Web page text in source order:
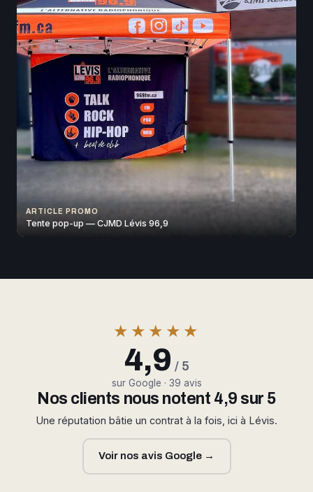
ARTICLE PROMO
Tente pop-up — CJMD Lévis 96,9
★★★★★
4,9 / 5
sur Google · 39 avis
Nos clients nous notent 4,9 sur 5
Une réputation bâtie un contrat à la fois, ici à Lévis.
Voir nos avis Google →